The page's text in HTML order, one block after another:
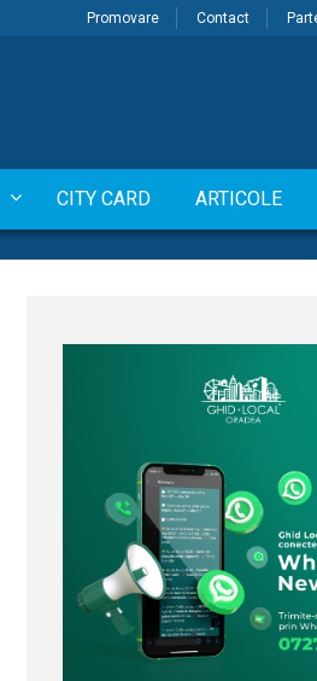
Promovare Contact
CITY CARD ARTICOLE